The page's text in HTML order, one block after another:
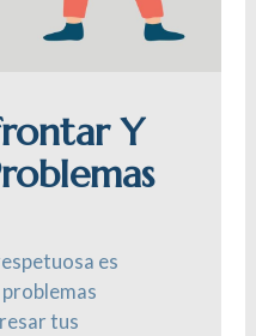
Y
es
tus